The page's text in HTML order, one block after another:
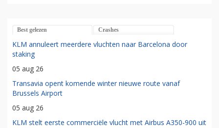
Best gelezen Crashes
KLM annuleert meerdere vluchten naar Barcelona door
staking
05 aug 26
Transavia opent komende winter nieuwe route vanaf
Brussels Airport
05 aug 26
KLM stelt eerste commerciële vlucht met Airbus A350-900 uit